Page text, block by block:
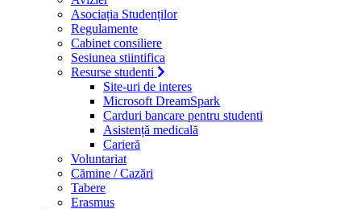
Asociația Studenților
Regulamente
Cabinet consiliere
Sesiunea stiintifica
Resurse studenti
Site-uri de interes
Microsoft DreamSpark
Carduri bancare pentru studenti
Asistență medicală
Carieră
Voluntariat
Cămine / Cazări
Tabere
Erasmus